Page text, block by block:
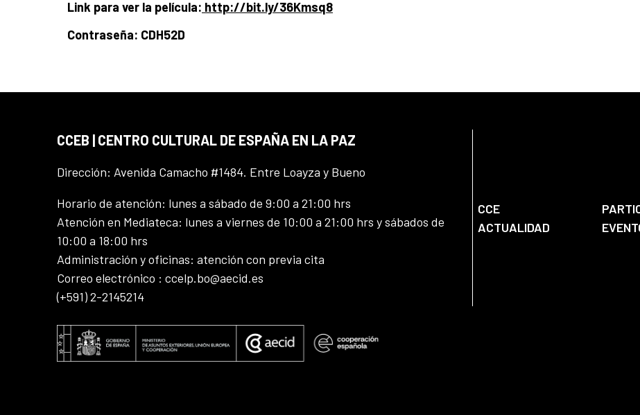
Link para ver la película: http://bit.ly/36Kmsq8
Contraseña: CDH52D
CCEB | CENTRO CULTURAL DE ESPAÑA EN LA PAZ
Dirección: Avenida Camacho #1484. Entre Loayza y Bueno
Horario de atención: lunes a sábado de 9:00 a 21:00 hrs
Atención en Mediateca: lunes a viernes de 10:00 a 21:00 hrs y sábados de
10:00 a 18:00 hrs
Administración y oficinas: atención con previa cita
Correo electrónico : ccelp.bo@aecid.es
(+591) 2-2145214
CCE
ACTUALIDAD